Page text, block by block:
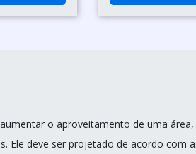
o aproveitamento de uma área,
Ele deve ser projetado de acordo com